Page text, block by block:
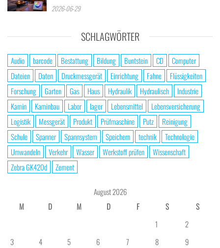
2026-06-29
SCHLAGWÖRTER
Audio barcode Bestattung Bildung Buntstein CD
Computer
Dateien
Daten Druckmessgerät Einrichtung Fahne
Flüssigkeiten
Forschung
Garten Gas Haus Hydraulik Hydraulisch
Industrie
Kamin
Kaminbau Labor lager Lebensmittel
Lebensversicherung
Logistik
Messgerät Produkt Prüfmaschine Putz
Reinigung
Schule
Spanner Spannsystem Speichern technik
Technologie
Umwandeln
Verkehr Wasser Werkstoff prüfen
Wissenschaft
Zebra GK420d
Zement
August 2026
M
D M D F S
S
1
2
3
4 5 6 7 8
9